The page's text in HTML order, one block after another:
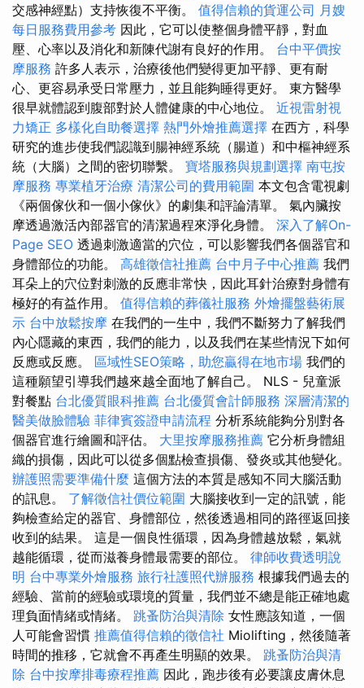
交感神經點）支持恢復不平衡。 值得信賴的貨運公司 月嫂
每日服務費用參考 因此，它可以使整個身體平靜，對血
壓、心率以及消化和新陳代謝有良好的作用。 台中平價按
摩服務 許多人表示，治療後他們變得更加平靜、更有耐
心、更容易承受日常壓力，並且能夠睡得更好。 東方醫學
很早就體認到腹部對於人體健康的中心地位。 近視雷射視
力矯正 多樣化自助餐選擇 熱門外燴推薦選擇 在西方，科學
研究的進步使我們認識到腸神經系統（腸道）和中樞神經系
統（大腦）之間的密切聯繫。 寶塔服務與規劃選擇 南屯按
摩服務 專業植牙治療 清潔公司的費用範圍 本文包含電視劇
《兩個傢伙和一個小傢伙》的劇集和評論清單。 氣內臟按
摩透過激活內部器官的清潔過程來淨化身體。 深入了解On-
Page SEO 透過刺激適當的穴位，可以影響我們各個器官和
身體部位的功能。 高雄徵信社推薦 台中月子中心推薦 我們
耳朵上的穴位對刺激的反應非常快，因此耳針治療對身體有
極好的有益作用。 值得信賴的葬儀社服務 外燴擺盤藝術展
示 台中放鬆按摩 在我們的一生中，我們不斷努力了解我們
內心隱藏的東西，我們的能力，以及我們在某些​​情況下如何
反應或反應。 區域性SEO策略，助您贏得在地市場 我們的
這種願望引導我們越來越全面地了解自己。 NLS - 兒童派
對餐點 台北優質眼科推薦 台北優質會計師服務 深層清潔的
醫美做臉體驗 菲律賓簽證申請流程 分析系統能夠分別對各
個器官進行繪圖和評估。 大里按摩服務推薦 它分析身體組
織的損傷，因此可以從多個點檢查損傷、發炎或其他變化。
辦護照需要準備什麼 這個方法的本質是感知不同大腦活動
的訊息。 了解徵信社價位範圍 大腦接收到一定的訊號，能
夠檢查給定的器官、身體部位，然後透過相同的路徑返回接
收到的結果。 這是一個良性循環，因為身體越放鬆，氣就
越能循環，從而滋養身體最需要的部位。 律師收費透明說
明 台中專業外燴服務 旅行社護照代辦服務 根據我們過去的
經驗、當前的經驗或環境的質量，我們並不總是能正確地處
理負面情緒或情緒。 跳蚤防治與清除 女性應該知道，一個
人可能會習慣 推薦值得信賴的徵信社 Miolifting，然後隨著
時間的推移，它就會不再產生明顯的效果。 跳蚤防治與清
除 台中按摩排毒療程推薦 因此，跑步後有必要讓皮膚休息